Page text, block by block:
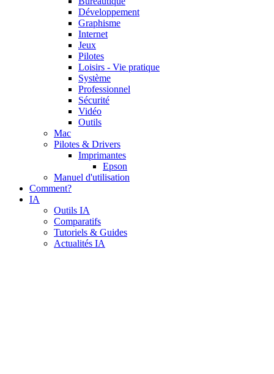
Développement
Graphisme
Internet
Jeux
Pilotes
Loisirs - Vie pratique
Système
Professionnel
Sécurité
Vidéo
Outils
Mac
Pilotes & Drivers
Imprimantes
Epson
Manuel d'utilisation
Comment?
IA
Outils IA
Comparatifs
Tutoriels & Guides
Actualités IA